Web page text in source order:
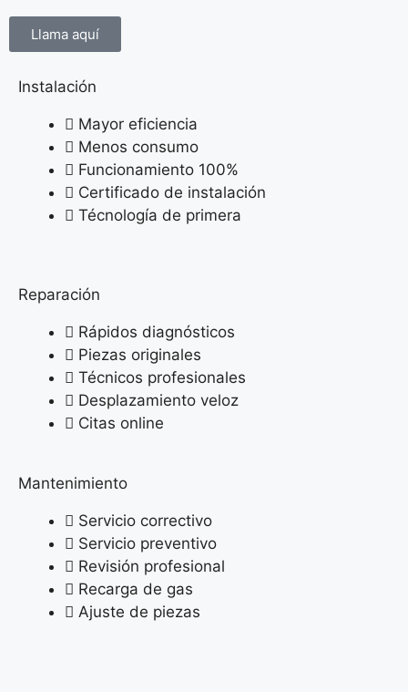
Llama aquí
Instalación
Mayor eficiencia
Menos consumo
Funcionamiento 100%
Certificado de instalación
Técnología de primera
Reparación
Rápidos diagnósticos
Piezas originales
Técnicos profesionales
Desplazamiento veloz
Citas online
Mantenimiento
Servicio correctivo
Servicio preventivo
Revisión profesional
Recarga de gas
Ajuste de piezas